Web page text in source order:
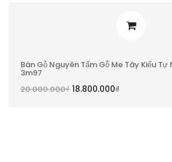
Bàn Gỗ Nguyên Tấm Gỗ Me Tây Kiểu Tự
3m97
20.000.000₫ 18.800.000₫